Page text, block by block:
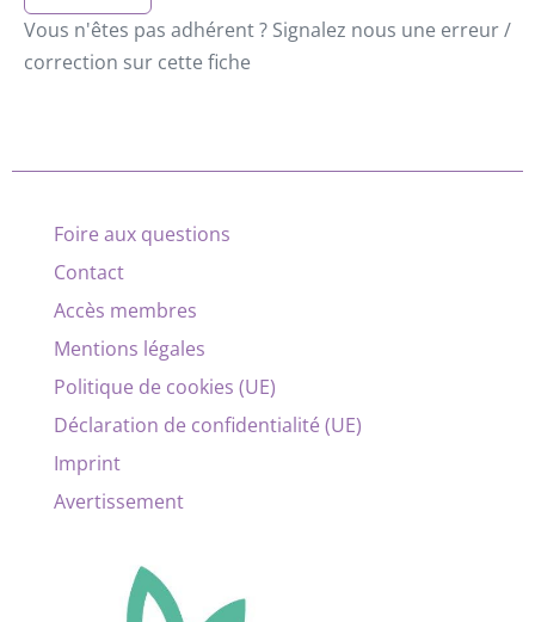
Vous n'êtes pas adhérent ? Signalez nous une erreur /
correction sur cette fiche
Foire aux questions
Contact
Accès membres
Mentions légales
Politique de cookies (UE)
Déclaration de confidentialité (UE)
Imprint
Avertissement